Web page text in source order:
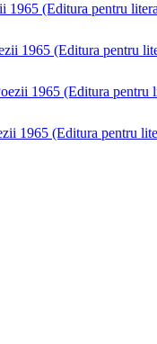
1965 (Editura pentru
1965 (Editura pentru
1965 (Editura pentru
1965 (Editura pentru